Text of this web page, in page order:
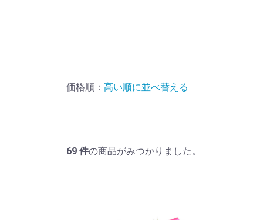
価格順： 並べ替える
69 件の商品がみつかりました。